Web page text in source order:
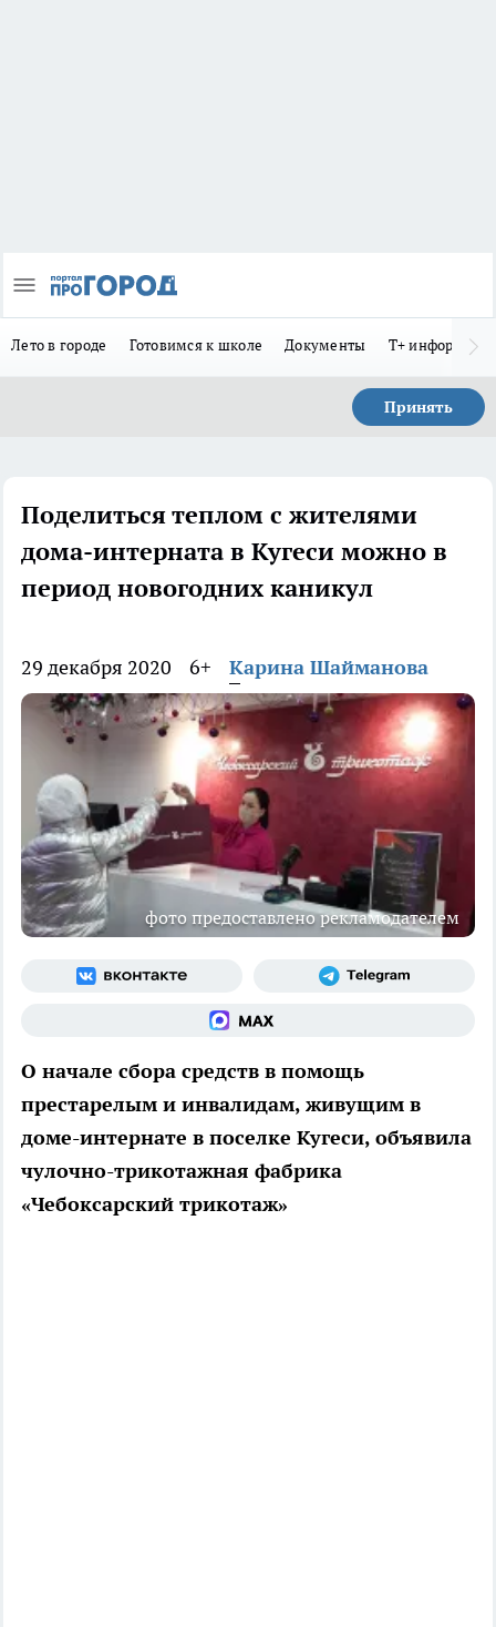
Лето в городе Готовимся к школе Документы Т+
Принять
Поделиться теплом с жителями
дома-интерната в Кугеси можно в
период новогодних каникул
29 декабря 2020 6+ Карина Шайманова
фото предоставлено рекламодателем
О начале сбора средств в помощь
престарелым и инвалидам, живущим в
доме-интернате в поселке Кугеси, объявила
чулочно-трикотажная фабрика
«Чебоксарский трикотаж»